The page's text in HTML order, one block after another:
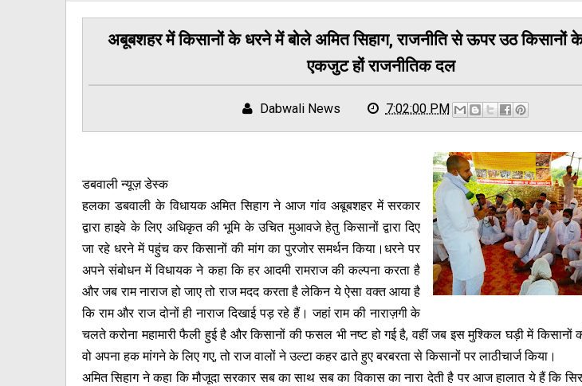
अबूबशहर में किसानों के धरने में बोले अमित सिहाग, राजनीति से ऊपर उठ किसानों
एकजुट हों राजनीतिक दल
Dabwali News 7:02:00 PM
डबवाली न्यूज़ डेस्क
हलका डबवाली के विधायक अमित सिहाग ने आज गांव अबूबशहर में सरकार
द्वारा हाइवे के लिए अधिकृत की भूमि के उचित मुआवजे हेतु किसानों द्वारा दिए
जा रहे धरने में पहुंच कर किसानों की मांग का पुरजोर समर्थन किया।धरने पर
अपने संबोधन में विधायक ने कहा कि हर आदमी रामराज की कल्पना करता है
और जब राम नाराज हो जाए तो राज मदद करता है लेकिन ये ऐसा वक्त आया है
कि राम और राज दोनों ही नाराज दिखाई पड़ रहे हैं। जहां राम की नाराज़गी के
चलते करोना महामारी फैली हुई है और किसानों की फसल भी नष्ट हो गई है, वहीं जब इस मुश्किल घड़ी में किसानों
वो अपना हक मांगने के लिए गए, तो राज वालों ने उल्टा कहर ढाते हुए बरबरता से किसानों पर लाठीचार्ज किया।
अमित सिहाग ने कहा कि मौजूदा सरकार सब का साथ सब का विकास का नारा देती है पर आज हालात ये हैं कि